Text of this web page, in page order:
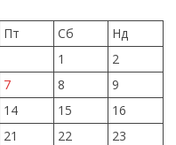
Пт Сб
Нд
1
2
7 8
9
14 15
16
21 22
23